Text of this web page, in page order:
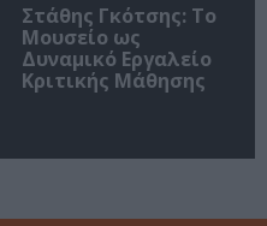
Στάθης Γκότσης: Το
Μουσείο ως
Δυναμικό Εργαλείο
Κριτικής Μάθησης